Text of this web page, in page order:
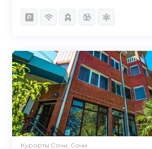
Курорты Сочи, Сочи